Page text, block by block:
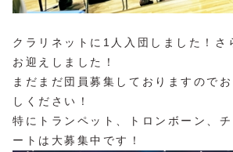
クラリネットに1人入団しました！さ
お迎えしました！
まだまだ団員募集しておりますので
しください！
特にトランペット、トロンボーン、
ートは大募集中です！